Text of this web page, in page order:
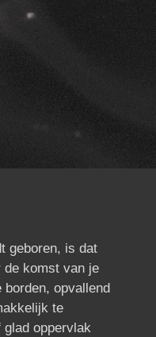
geboren, is dat
de komst van je
opvallend
te
glad oppervlak